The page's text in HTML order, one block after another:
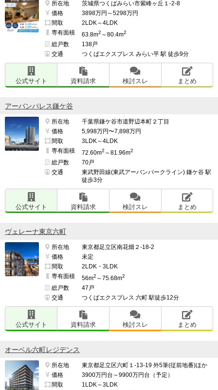
所在地
茨城県つくばみらい市紫峰ヶ丘１-2-8
価格
3898万円～5298万円
間取
2LDK～4LDK
専有面積
63.8m2 ～80.4m2
総戸数
138戸
交通
つくばエクスプレス みらい平 駅 徒歩9分
公式サイト 資料請求 検討スレ まとめ
アーバンパレス鎌ケ谷
所在地
千葉県鎌ケ谷市道野辺本町２丁目
価格
5,998万円〜7,898万円
間取
3LDK～4LDK
専有面積
72.60m2 ～81.96m2
総戸数
70戸
交通
東武野田線(東武アーバンパークライン) 鎌ケ谷 駅
徒歩3分
公式サイト 資料請求 検討スレ まとめ
ヴェレーナ東京六町
所在地
東京都足立区南花畑２-18-2
価格
未定
間取
2LDK・3LDK
専有面積
56m2 ～75.68m2
総戸数
47戸
交通
つくばエクスプレス 六町 駅徒歩12分
公式サイト 資料請求 検討スレ まとめ
オーベル六町レジデンス
所在地
東京都足立区六町１-13-19 外5筆(従前地番)ほか
価格
3900万円台～9900万円台（予定）
間取
1LDK～3LDK